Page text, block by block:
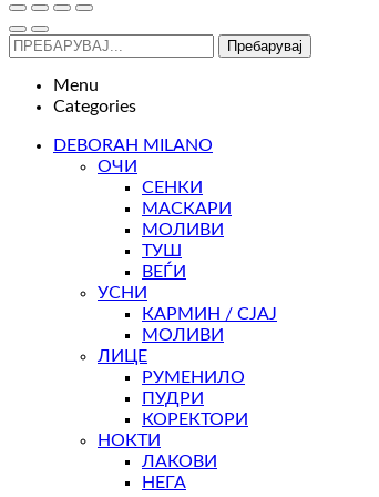
Пребарувај
Menu
Categories
DEBORAH MILANO
ОЧИ
СЕНКИ
МАСКАРИ
МОЛИВИ
ТУШ
ВЕЃИ
УСНИ
КАРМИН / СЈАЈ
МОЛИВИ
ЛИЦЕ
РУМЕНИЛО
ПУДРИ
КОРЕКТОРИ
НОКТИ
ЛАКОВИ
НЕГА